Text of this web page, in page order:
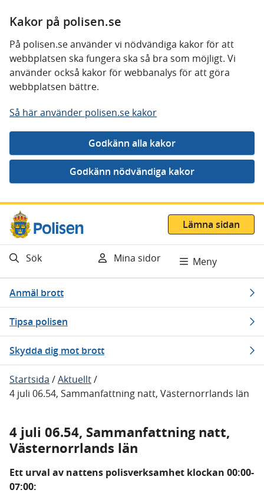
Kakor på polisen.se
På polisen.se använder vi nödvändiga kakor för att
webbplatsen ska fungera ska så bra som möjligt. Vi
använder också kakor för webbanalys för att göra
webbplatsen bättre.
Så här använder polisen.se kakor
Gå direkt till innehåll
Lämna sidan
Sök Mina sidor Meny
Anmäl brott
Tipsa polisen
Skydda dig mot brott
Startsida /Aktuellt/
4 juli 06.54, Sammanfattning natt, Västernorrlands län
4 juli 06.54, Sammanfattning natt,
Västernorrlands län
Ett urval av nattens polisverksamhet klockan 00:00-
07:00: